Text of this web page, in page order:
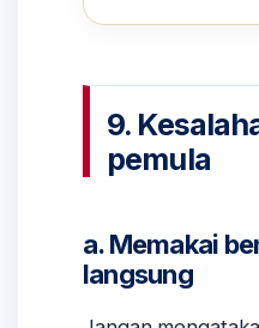
9.
pemula
a. Memakai
langsung